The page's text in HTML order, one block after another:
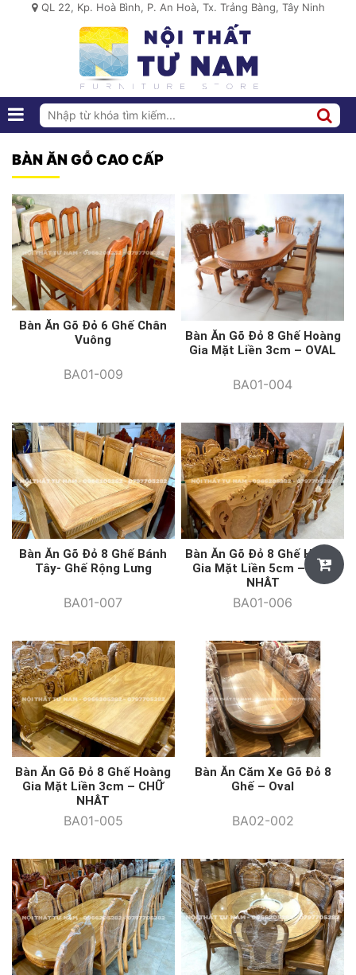
QL 22, Kp. Hoà Bình, P. An Hoà, Tx. Trảng Bàng, Tây Ninh
BÀN ĂN GỖ CAO CẤP
Bàn Ăn Gõ Đỏ 6 Ghế Chân
Vuông
BA01-009
Bàn Ăn Gõ Đỏ 8 Ghế Hoàng
Gia Mặt Liền 3cm – OVAL
BA01-004
Bàn Ăn Gõ Đỏ 8 Ghế Bánh
Tây- Ghế Rộng Lưng
BA01-007
Bàn Ăn Gõ Đỏ 8 Ghế Hoàng
Gia Mặt Liền 5cm – CHỮ
NHẬT
BA01-006
Bàn Ăn Gõ Đỏ 8 Ghế Hoàng
Gia Mặt Liền 3cm – CHỮ
NHẬT
BA01-005
Bàn Ăn Căm Xe Gõ Đỏ 8
Ghế – Oval
BA02-002